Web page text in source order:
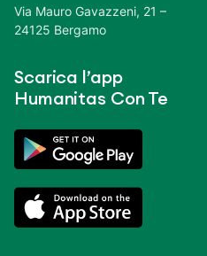
Via Mauro Gavazzeni, 21 –
24125 Bergamo
Scarica l’app
Humanitas Con Te